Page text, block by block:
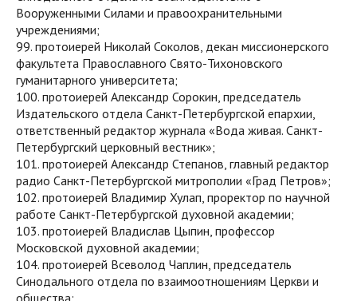
Вооруженными Силами и правоохранительными
учреждениями;
99. протоиерей Николай Соколов, декан миссионерского
факультета Православного Свято-Тихоновского
гуманитарного университета;
100. протоиерей Александр Сорокин, председатель
Издательского отдела Санкт-Петербургской епархии,
ответственный редактор журнала «Вода живая. Санкт-
Петербургский церковный вестник»;
101. протоиерей Александр Степанов, главный редактор
радио Санкт-Петербургской митрополии «Град Петров»;
102. протоиерей Владимир Хулап, проректор по научной
работе Санкт-Петербургской духовной академии;
103. протоиерей Владислав Цыпин, профессор
Московской духовной академии;
104. протоиерей Всеволод Чаплин, председатель
Синодального отдела по взаимоотношениям Церкви и